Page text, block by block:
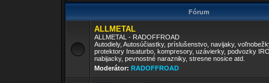
Fórum
ALLMETAL
ALLMETAL - RADOFFROAD
Autodiely, Autosúčiastky, príslušenstvo, navijaky,
protektory Insaturbo, kompresory, uzávierky, podvozky
nabijacky, pevnostné narazniky, stresne nosice atd.
Moderátor: RADOFFROAD